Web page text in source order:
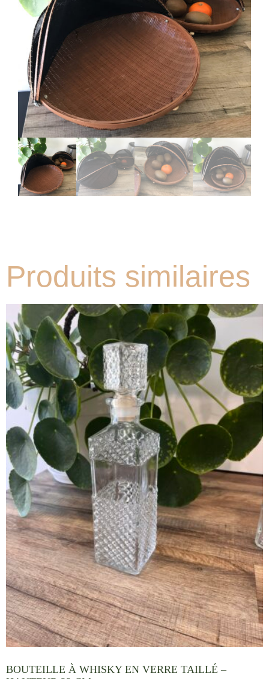
Produits similaires
BOUTEILLE À WHISKY EN VERRE TAILLÉ –